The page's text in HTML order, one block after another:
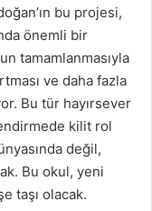
bu projesi,
önemli bir
tamamlanmasıyla
ve daha fazla
Bu tür hayırsever
kilit rol
değil,
Bu okul, yeni
taşı olacak.